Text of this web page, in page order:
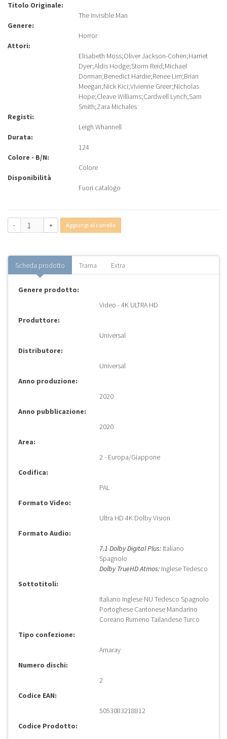
Titolo Originale:
The Invisible Man
Genere:
Horror
Attori:
Elisabeth Moss;Oliver Jackson-Cohen;Harriet
Dyer;Aldis Hodge;Storm Reid;Michael
Dorman;Benedict Hardie;Renee Lim;Brian
Meegan;Nick Kici;Vivienne Greer;Nicholas
Hope;Cleave Williams;Cardwell Lynch;Sam
Smith;Zara Michales
Registi:
Leigh Whannell
Durata:
124
Colore - B/N:
Colore
Disponibilità
Fuori catalogo
- + Aggiungi al carrello
Scheda prodotto Trama Extra
Genere prodotto:
Video - 4K ULTRA HD
Produttore:
Universal
Distributore:
Universal
Anno produzione:
2020
Anno pubblicazione:
2020
Area:
2 - Europa/Giappone
Codifica:
PAL
Formato Video:
Ultra HD 4K Dolby Vision
Formato Audio:
7.1 Dolby Digital Plus: Italiano
Spagnolo
Dolby TrueHD Atmos: Inglese Tedesco
Sottotitoli:
Italiano Inglese NU Tedesco Spagnolo
Portoghese Cantonese Mandarino
Coreano Rumeno Tailandese Turco
Tipo confezione:
Amaray
Numero dischi:
2
Codice EAN:
5053083218812
Codice Prodotto: